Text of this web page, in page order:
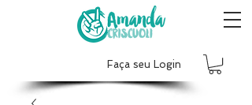
Faça seu Login